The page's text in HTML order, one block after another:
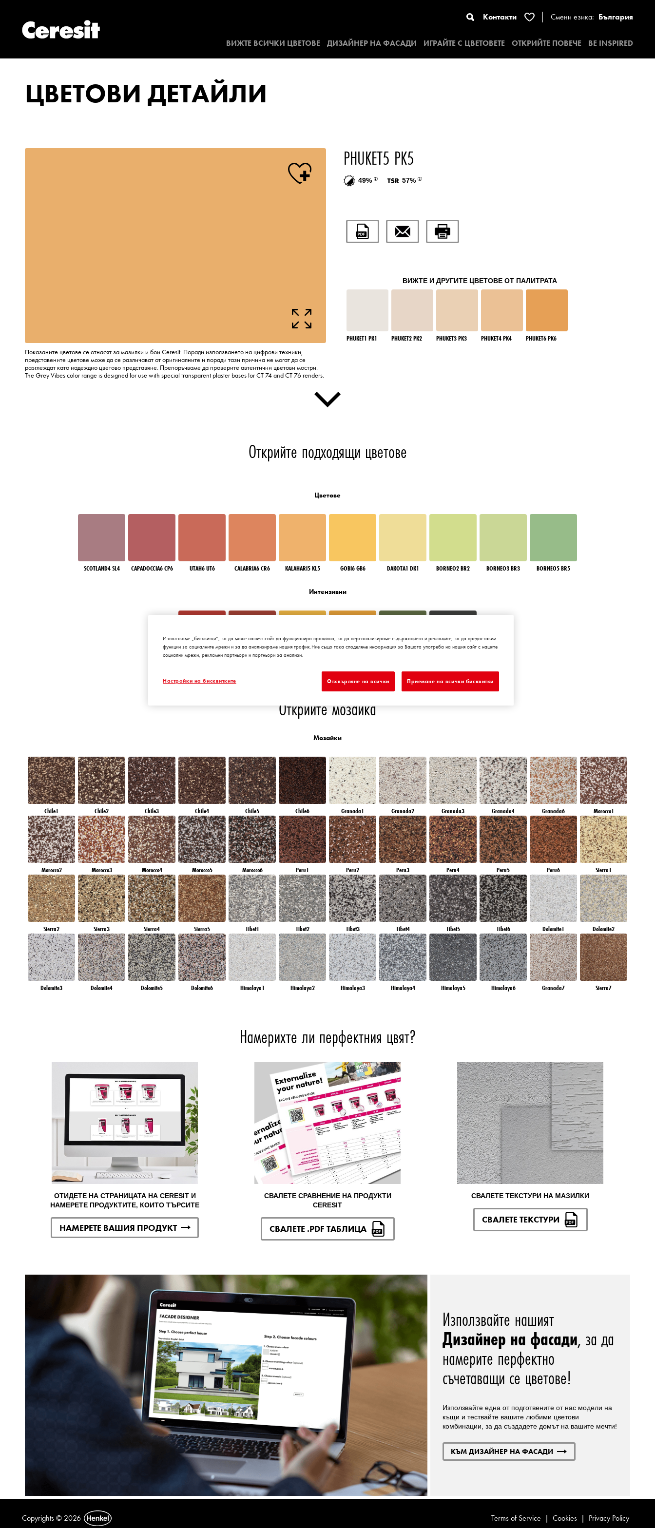
Контакти Смени езика: България
ВИЖТЕ ВСИЧКИ ЦВЕТОВЕ ДИЗАЙНЕР НА ФАСАДИ ИГРАЙТЕ С ЦВЕТОВЕТЕ ОТКРИЙТЕ ПОВЕЧЕ BE INSPIRED
ЦВЕТОВИ ДЕТАЙЛИ
Показаните цветове се отнасят за мазилки и бои Ceresit. Поради използването на цифрови техники,
представените цветове може да се различават от оригиналните и поради тази причина не могат да се
разглеждат като надеждно цветово представяне. Препоръчваме да проверите автентични цветови мостри.
The Grey Vibes color range is designed for use with special transparent plaster bases for CT 74 and CT 76 renders.
PHUKET5 PK5
49% 57%
ВИЖТЕ И ДРУГИТЕ ЦВЕТОВЕ ОТ ПАЛИТРАТА
PHUKET1 PK1 PHUKET2 PK2 PHUKET3 PK3 PHUKET4 PK4 PHUKET6 PK6
Открийте подходящи цветове
Цветове
SCOTLAND4 SL4 CAPADOCCIA6 CP6 UTAH6 UT6 CALABRIA6 CR6 KALAHARI5 KL5 GOBI6 GB6 DAKOTA1 DK1 BORNEO2 BR2 BORNEO3 BR3 BORNEO5 BR5
Интензивни
Открийте мозайка
Мозайки
Chile1 Chile2 Chile3 Chile4 Chile5 Chile6 Granada1 Granada2 Granada3 Granada4 Granada6 Morocco1
Morocco2 Morocco3 Morocco4 Morocco5 Morocco6 Peru1 Peru2 Peru3 Peru4 Peru5 Peru6 Sierra1
Sierra2 Sierra3 Sierra4 Sierra5 Tibet1 Tibet2 Tibet3 Tibet4 Tibet5 Tibet6 Dolomite1 Dolomite2
Dolomite3 Dolomite4 Dolomite5 Dolomite6 Himalaya1 Himalaya2 Himalaya3 Himalaya4 Himalaya5 Himalaya6 Granada7 Sierra7
Намерихте ли перфектния цвят?
ОТИДЕТЕ НА СТРАНИЦАТА НА CERESIT И
НАМЕРЕТЕ ПРОДУКТИТЕ, КОИТО ТЪРСИТЕ
НАМЕРЕТЕ ВАШИЯ ПРОДУКТ
СВАЛЕТЕ СРАВНЕНИЕ НА ПРОДУКТИ
CERESIT
СВАЛЕТЕ .PDF ТАБЛИЦА
СВАЛЕТЕ ТЕКСТУРИ НА МАЗИЛКИ
СВАЛЕТЕ ТЕКСТУРИ
Използвайте нашият
Дизайнер на фасади, за да
намерите перфектно
съчетаващи се цветове!
Използвайте една от подготвените от нас модели на
къщи и тествайте вашите любими цветови
комбинации, за да създадете домът на вашите мечти!
КЪМ ДИЗАЙНЕР НА ФАСАДИ
Copyrights © 2026 Terms of Service | Cookies | Privacy Policy
Използваме „бисквитки“, за да може нашият сайт да функционира правилно, за да персонализираме съдържанието и рекламите, за да предоставим
функции за социалните мрежи и за да анализираме нашия трафик.Ние също така споделяме информация за Вашата употреба на нашия сайт с нашите
социални мрежи, рекламни партньори и партньори за анализи.
Настройки на бисквитките Отхвърляне на всички Приемане на всички бисквитки